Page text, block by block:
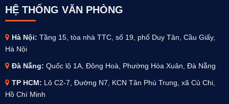
HỆ THỐNG VĂN PHÒNG
Hà Nội: Tầng 15, tòa nhà TTC, số 19, phố Duy Tân, Cầu Giấy,
Hà Nội
Đà Nẵng: Quốc lộ 1A, Đông Hoà, Phường Hòa Xuân, Đà Nẵng
TP HCM: Lô C2-7, Đường N7, KCN Tân Phú Trung, xã Củ Chi,
Hồ Chí Minh